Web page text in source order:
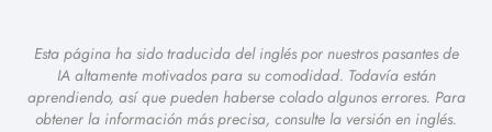
Esta página ha sido traducida del inglés por nuestros pasantes de
IA altamente motivados para su comodidad. Todavía están
aprendiendo, así que pueden haberse colado algunos errores. Para
obtener la información más precisa, consulte la versión en inglés.